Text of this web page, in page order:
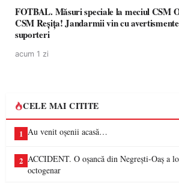
FOTBAL. Măsuri speciale la meciul CSM
CSM Reșița! Jandarmii vin cu
suporteri
acum 1 zi
CELE MAI CITITE
1 Au venit oșenii acasă…
2 ACCIDENT. O oșancă din Negrești-Oaș a
octogenar